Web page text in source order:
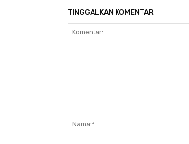
TINGGALKAN KOMENTAR